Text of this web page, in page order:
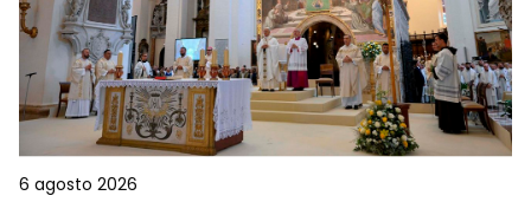
6 agosto 2026